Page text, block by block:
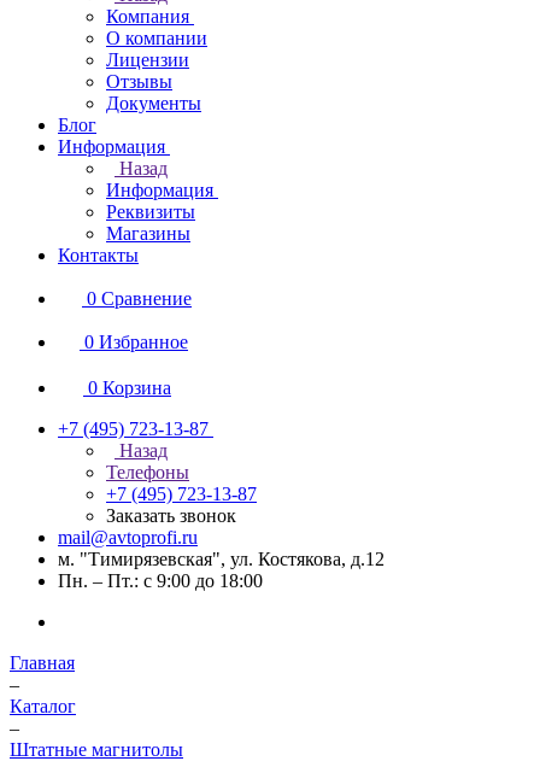
Компания
О компании
Лицензии
Отзывы
Документы
Блог
Информация
Назад
Информация
Реквизиты
Магазины
Контакты
0 Сравнение
0 Избранное
0 Корзина
+7 (495) 723-13-87
Назад
Телефоны
+7 (495) 723-13-87
Заказать звонок
mail@avtoprofi.ru
м. "Тимирязевская", ул. Костякова, д.12
Пн. – Пт.: с 9:00 до 18:00
Главная
–
Каталог
–
Штатные магнитолы